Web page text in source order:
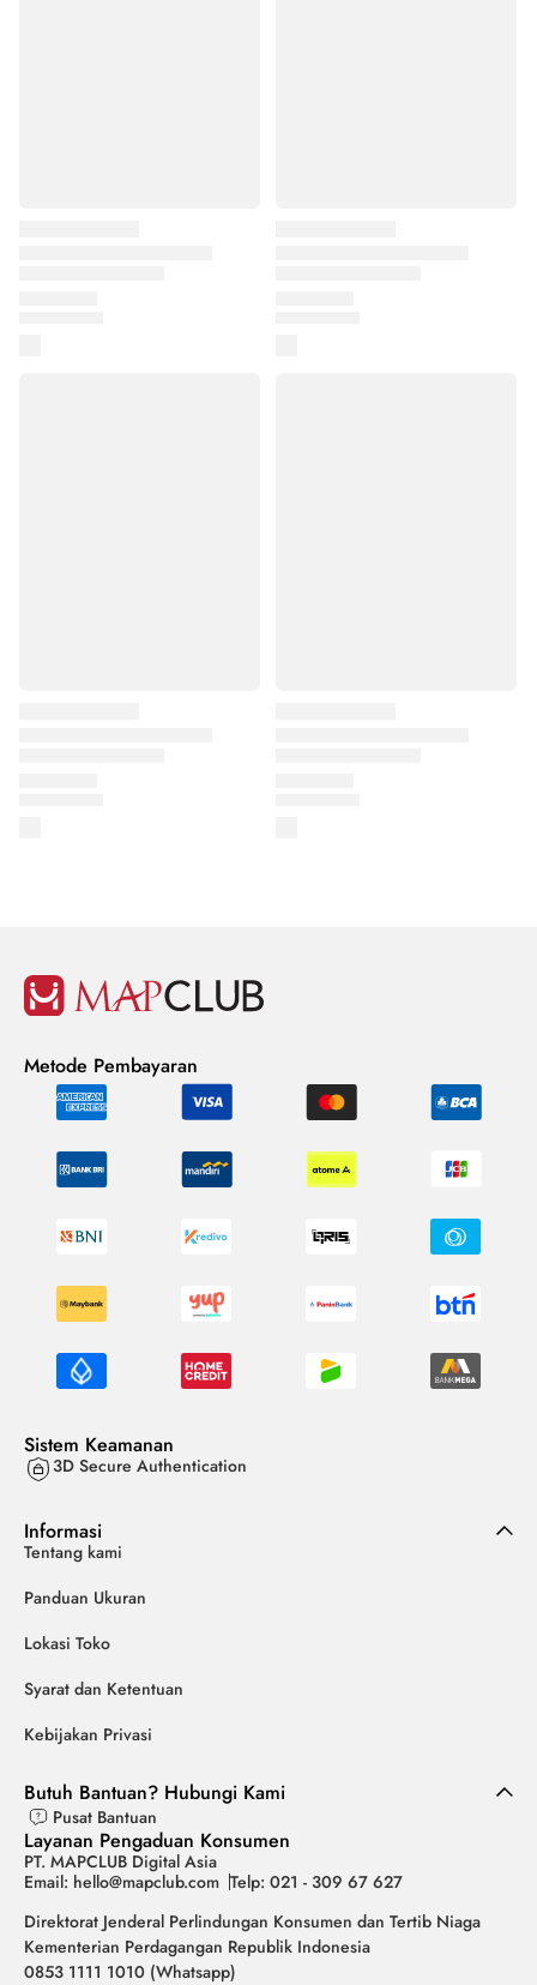
Metode Pembayaran
Sistem Keamanan
3D Secure Authentication
Informasi
Tentang kami
Panduan Ukuran
Lokasi Toko
Syarat dan Ketentuan
Kebijakan Privasi
Butuh Bantuan? Hubungi Kami
Pusat Bantuan
Layanan Pengaduan Konsumen
PT. MAPCLUB Digital Asia
Email: hello@mapclub.com Telp: 021 - 309 67 627
Direktorat Jenderal Perlindungan Konsumen dan Tertib Niaga
Kementerian Perdagangan Republik Indonesia
0853 1111 1010 (Whatsapp)